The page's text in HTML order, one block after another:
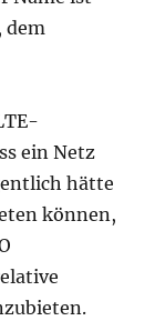
dem
ein Netz
hätte
können,